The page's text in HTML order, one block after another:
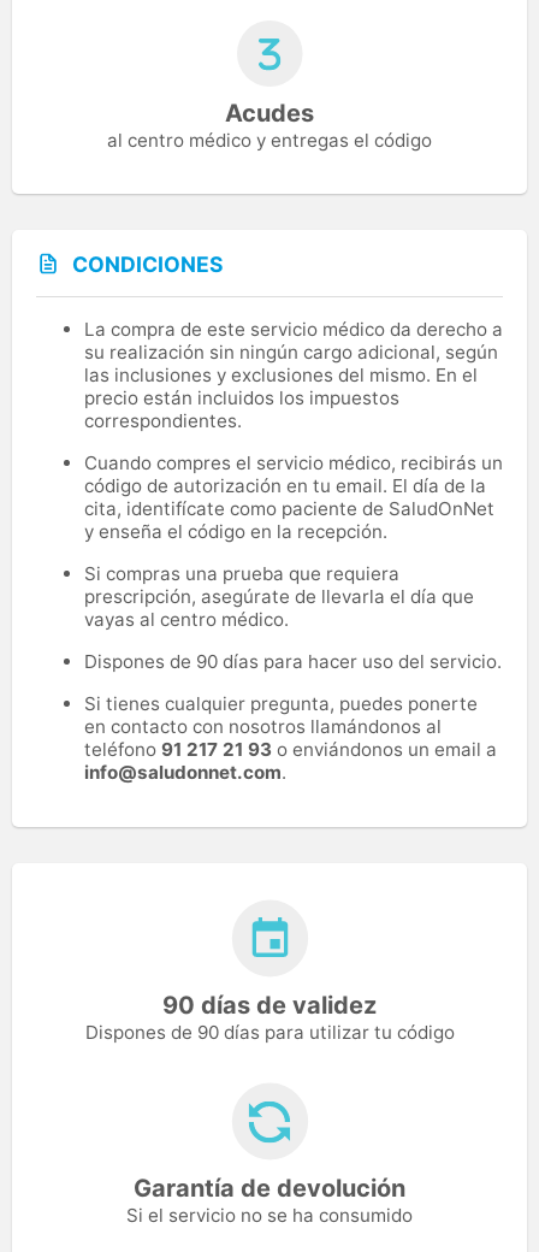
Acudes
al centro médico y entregas el código
CONDICIONES
La compra de este servicio médico da derecho a
su realización sin ningún cargo adicional, según
las inclusiones y exclusiones del mismo. En el
precio están incluidos los impuestos
correspondientes.
Cuando compres el servicio médico, recibirás un
código de autorización en tu email. El día de la
cita, identifícate como paciente de SaludOnNet
y enseña el código en la recepción.
Si compras una prueba que requiera
prescripción, asegúrate de llevarla el día que
vayas al centro médico.
Dispones de 90 días para hacer uso del servicio.
Si tienes cualquier pregunta, puedes ponerte
en contacto con nosotros llamándonos al
teléfono 91 217 21 93 o enviándonos un email a
info@saludonnet.com.
90 días de validez
Dispones de 90 días para utilizar tu código
Garantía de devolución
Si el servicio no se ha consumido